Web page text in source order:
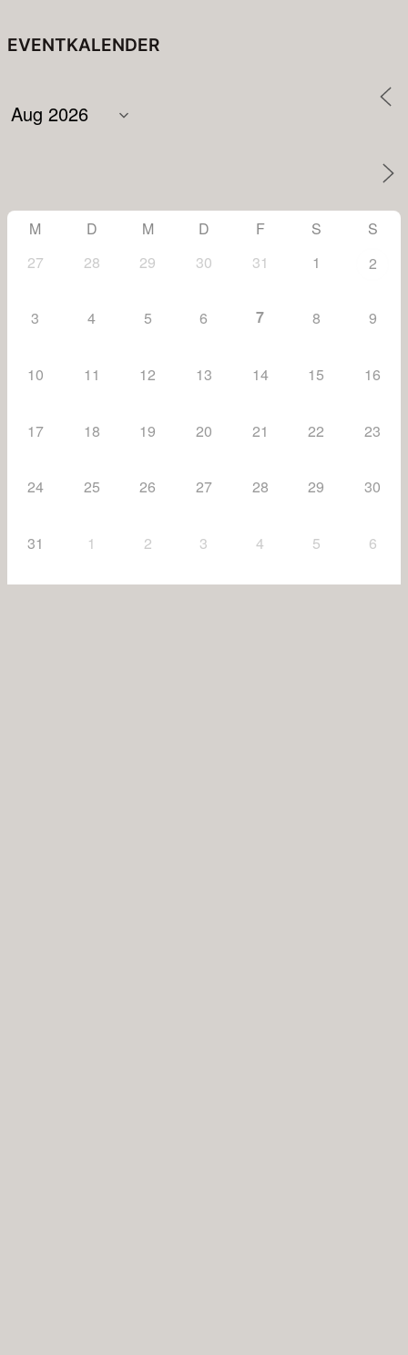
EVENTKALENDER
M D M D F S
S
27
28 29 30 31 1 2
3 4 5 6 7 8 9
10 11 12 13 14 15 16
17 18 19 20 21 22 23
24 25 26 27 28 29 30
31 1 2 3 4 5 6